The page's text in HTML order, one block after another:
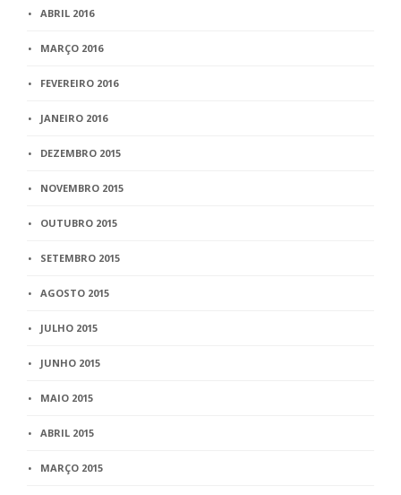
ABRIL 2016
MARÇO 2016
FEVEREIRO 2016
JANEIRO 2016
DEZEMBRO 2015
NOVEMBRO 2015
OUTUBRO 2015
SETEMBRO 2015
AGOSTO 2015
JULHO 2015
JUNHO 2015
MAIO 2015
ABRIL 2015
MARÇO 2015